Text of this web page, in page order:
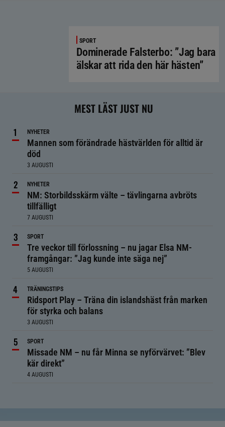
SPORT
Dominerade Falsterbo: ”Jag bara
älskar att rida den här hästen”
MEST LÄST JUST NU
NYHETER
Mannen som förändrade hästvärlden för alltid är
död
3 AUGUSTI
NYHETER
NM: Storbildsskärm välte – tävlingarna avbröts
tillfälligt
7 AUGUSTI
SPORT
Tre veckor till förlossning – nu jagar Elsa NM-
framgångar: ”Jag kunde inte säga nej”
5 AUGUSTI
TRÄNINGSTIPS
Ridsport Play – Träna din islandshäst från marken
för styrka och balans
3 AUGUSTI
SPORT
Missade NM – nu får Minna se nyförvärvet: ”Blev
kär direkt”
4 AUGUSTI